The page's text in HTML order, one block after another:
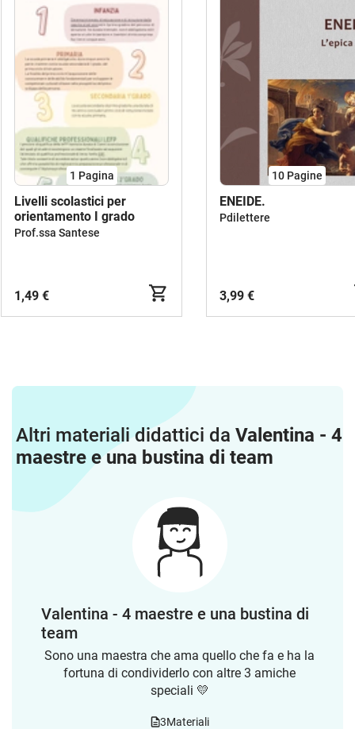
1 Pagina
Livelli scolastici per
orientamento I grado
Prof.ssa Santese
1,49 €
10 Pagine
ENEIDE.
Pdilettere
3,99 €
Altri materiali didattici da Valentina - 4
maestre e una bustina di team
Valentina - 4 maestre e una bustina di
team
Sono una maestra che ama quello che fa e ha la
fortuna di condividerlo con altre 3 amiche
speciali 💛
3Materiali